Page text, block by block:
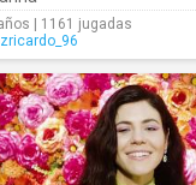
| 1161 jugadas